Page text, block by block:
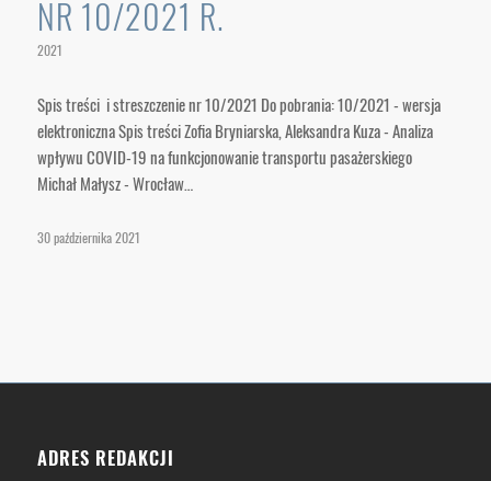
NR 10/2021 R.
2021
Spis treści i streszczenie nr 10/2021 Do pobrania: 10/2021 - wersja
elektroniczna Spis treści Zofia Bryniarska, Aleksandra Kuza - Analiza
wpływu COVID-19 na funkcjonowanie transportu pasażerskiego
Michał Małysz - Wrocław…
30 października 2021
ADRES REDAKCJI